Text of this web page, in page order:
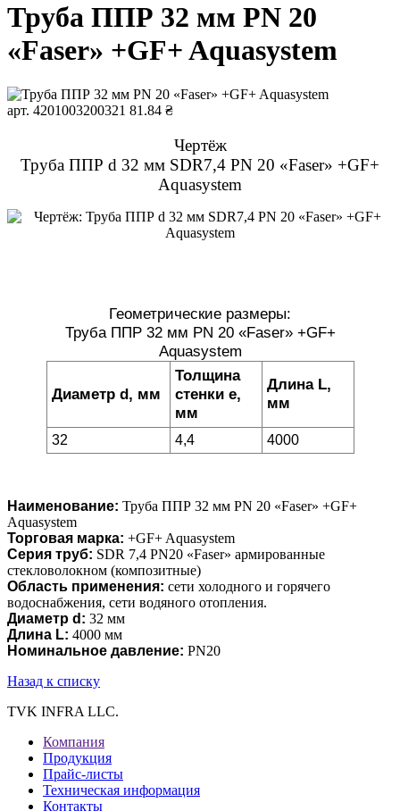
Труба ППР 32 мм PN 20
«Faser» +GF+ Aquasystem
арт. 4201003200321 81.84 ₴
Чертёж
Труба ППР d 32 мм SDR7,4 PN 20 «Faser» +GF+
Aquasystem
Геометрические размеры:
Труба ППР 32 мм PN 20 «Faser» +GF+
Aquasystem
Диаметр d, мм
Толщина
стенки e,
мм
Длина L,
мм
32 4,4 4000
Наименование: Труба ППР 32 мм PN 20 «Faser» +GF+
Aquasystem
Торговая марка: +GF+ Aquasystem
Серия труб: SDR 7,4 PN20 «Faser» армированные
стекловолокном (композитные)
Область применения: сети холодного и горячего
водоснабжения, сети водяного отопления.
Диаметр d: 32 мм
Длина L: 4000 мм
Номинальное давление: PN20
Назад к списку
TVK INFRA LLC.
Компания
Продукция
Прайс-листы
Техническая информация
Контакты